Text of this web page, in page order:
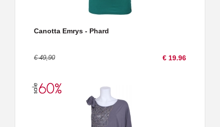
Canotta Emrys - Phard
€ 49,90 € 19.96